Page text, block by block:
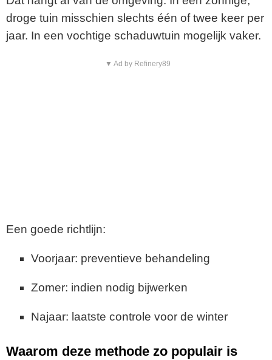
droge tuin misschien slechts één of twee keer per
jaar. In een vochtige schaduwtuin mogelijk vaker.
▼ Ad by Refinery89
Een goede richtlijn:
Voorjaar: preventieve behandeling
Zomer: indien nodig bijwerken
Najaar: laatste controle voor de winter
Waarom deze methode zo populair is